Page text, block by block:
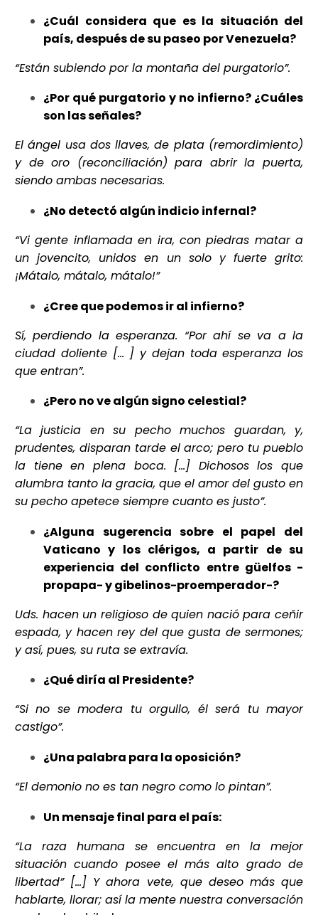
¿Cuál considera que es la situación del
país, después de su paseo por Venezuela?
“Están subiendo por la montaña del purgatorio”.
¿Por qué purgatorio y no infierno? ¿Cuáles
son las señales?
El ángel usa dos llaves, de plata (remordimiento)
y de oro (reconciliación) para abrir la puerta,
siendo ambas necesarias.
¿No detectó algún indicio infernal?
“Vi gente inflamada en ira, con piedras matar a
un jovencito, unidos en un solo y fuerte grito:
¡Mátalo, mátalo, mátalo!”
¿Cree que podemos ir al infierno?
Sí, perdiendo la esperanza. “Por ahí se va a la
ciudad doliente [… ] y dejantoda espe­ranza los
que entran”.
¿Pero no ve algún signo celestial?
“La justicia en su pecho muchos guardan, y,
prudentes, disparan tarde el arco; pero tu pueblo
la tiene en plena boca. […] Dichosos los que
alumbra tanto la gracia, que el amor del gusto en
su pecho apetece siempre cuanto es justo”.
¿Alguna sugerencia sobre el papel del
Vaticano y los clérigos, a partir de su
experiencia del conflicto entre güelfos -
propapa- y gibelinos-proemperador-?
Uds. hacen un religioso de quien nació para ceñir
espada, y hacen rey del que gusta de sermones;
y así, pues, su ruta se extravía.
¿Qué diría al Presidente?
“Si no se modera tu orgullo, él será tu mayor
castigo”.
¿Una palabra para la oposición?
“El demonio no es tan negro como lo pintan”.
Un mensaje final para el país:
“La raza humana se encuentra en la mejor
situación cuando posee el más alto grado de
libertad” […] Y ahora vete, que deseo más que
hablarte, llorar; así la mente nuestra conversación